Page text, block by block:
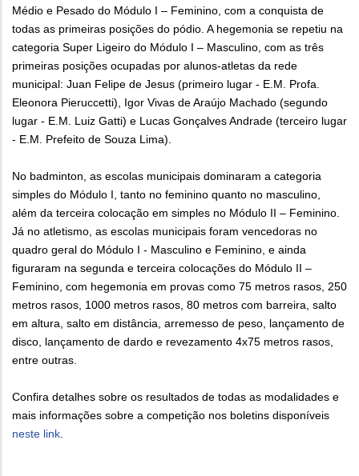
Médio e Pesado do Módulo I – Feminino, com a conquista de
todas as primeiras posições do pódio. A hegemonia se repetiu na
categoria Super Ligeiro do Módulo I – Masculino, com as três
primeiras posições ocupadas por alunos-atletas da rede
municipal: Juan Felipe de Jesus (primeiro lugar - E.M. Profa.
Eleonora Pieruccetti), Igor Vivas de Araújo Machado (segundo
lugar - E.M. Luiz Gatti) e Lucas Gonçalves Andrade (terceiro lugar
- E.M. Prefeito de Souza Lima).
No badminton, as escolas municipais dominaram a categoria
simples do Módulo I, tanto no feminino quanto no masculino,
além da terceira colocação em simples no Módulo II – Feminino.
Já no atletismo, as escolas municipais foram vencedoras no
quadro geral do Módulo I - Masculino e Feminino, e ainda
figuraram na segunda e terceira colocações do Módulo II –
Feminino, com hegemonia em provas como 75 metros rasos, 250
metros rasos, 1000 metros rasos, 80 metros com barreira, salto
em altura, salto em distância, arremesso de peso, lançamento de
disco, lançamento de dardo e revezamento 4x75 metros rasos,
entre outras.
Confira detalhes sobre os resultados de todas as modalidades e
mais informações sobre a competição nos boletins disponíveis
neste link.